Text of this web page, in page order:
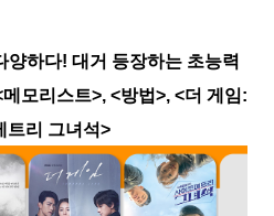
양하다! 대거 등장하는 초능력
모리스트>, <방법>, <더 게임:
트리 그녀석>